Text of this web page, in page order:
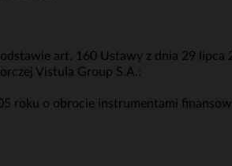
art. 160 Ustawy z dnia 29
Vistula Group S.A.:
roku o obrocie instrumentami